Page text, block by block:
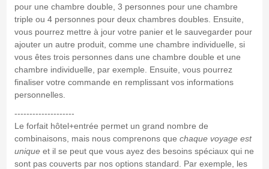
pour une chambre double, 3 personnes pour une chambre
triple ou 4 personnes pour deux chambres doubles. Ensuite,
vous pourrez mettre à jour votre panier et le sauvegarder pour
ajouter un autre produit, comme une chambre individuelle, si
vous êtes trois personnes dans une chambre double et une
chambre individuelle, par exemple. Ensuite, vous pourrez
finaliser votre commande en remplissant vos informations
personnelles.
--------------------
Le forfait hôtel+entrée permet un grand nombre de
combinaisons, mais nous comprenons que chaque voyage est
uniqueet il se peut que vous ayez des besoins spéciaux qui ne
sont pas couverts par nos options standard. Par exemple, les